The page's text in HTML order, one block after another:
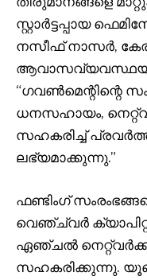
സ്റ്റാർട്ടപ്പായ
നസീഫ് നാസർ,
“ഗവൺമെന്റിന്റെ
ധനസഹായം,
സഹകരിച്ച്
ലഭ്യമാക്കുന്നു.”
ഫണ്ടിംഗ്
വെഞ്ച്വർ
ഏഞ്ചൽ
സഹകരിക്കുന്നു.